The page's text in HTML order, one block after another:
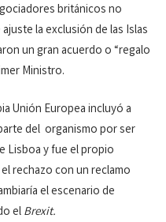
británicos no
la exclusión de las Islas
un gran acuerdo o “regalo
Ministro.
Unión Europea incluyó a
del organismo por ser
Lisboa y fue el propio
rechazo con un reclamo
el escenario de
elBrexit.